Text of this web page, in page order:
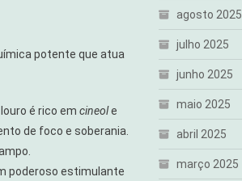
potente que atua
é rico em cineole
de foco e soberania.
poderoso estimulante
agosto 2025
julho 2025
junho 2025
maio 2025
abril 2025
março 2025